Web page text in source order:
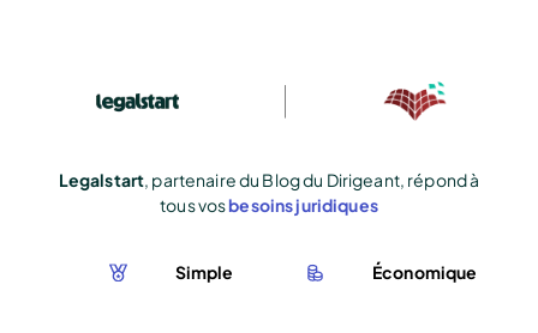
Legalstart, partenaire du Blog du Dirigeant, répond à
tous vosbesoins juridiques
Simple Économique